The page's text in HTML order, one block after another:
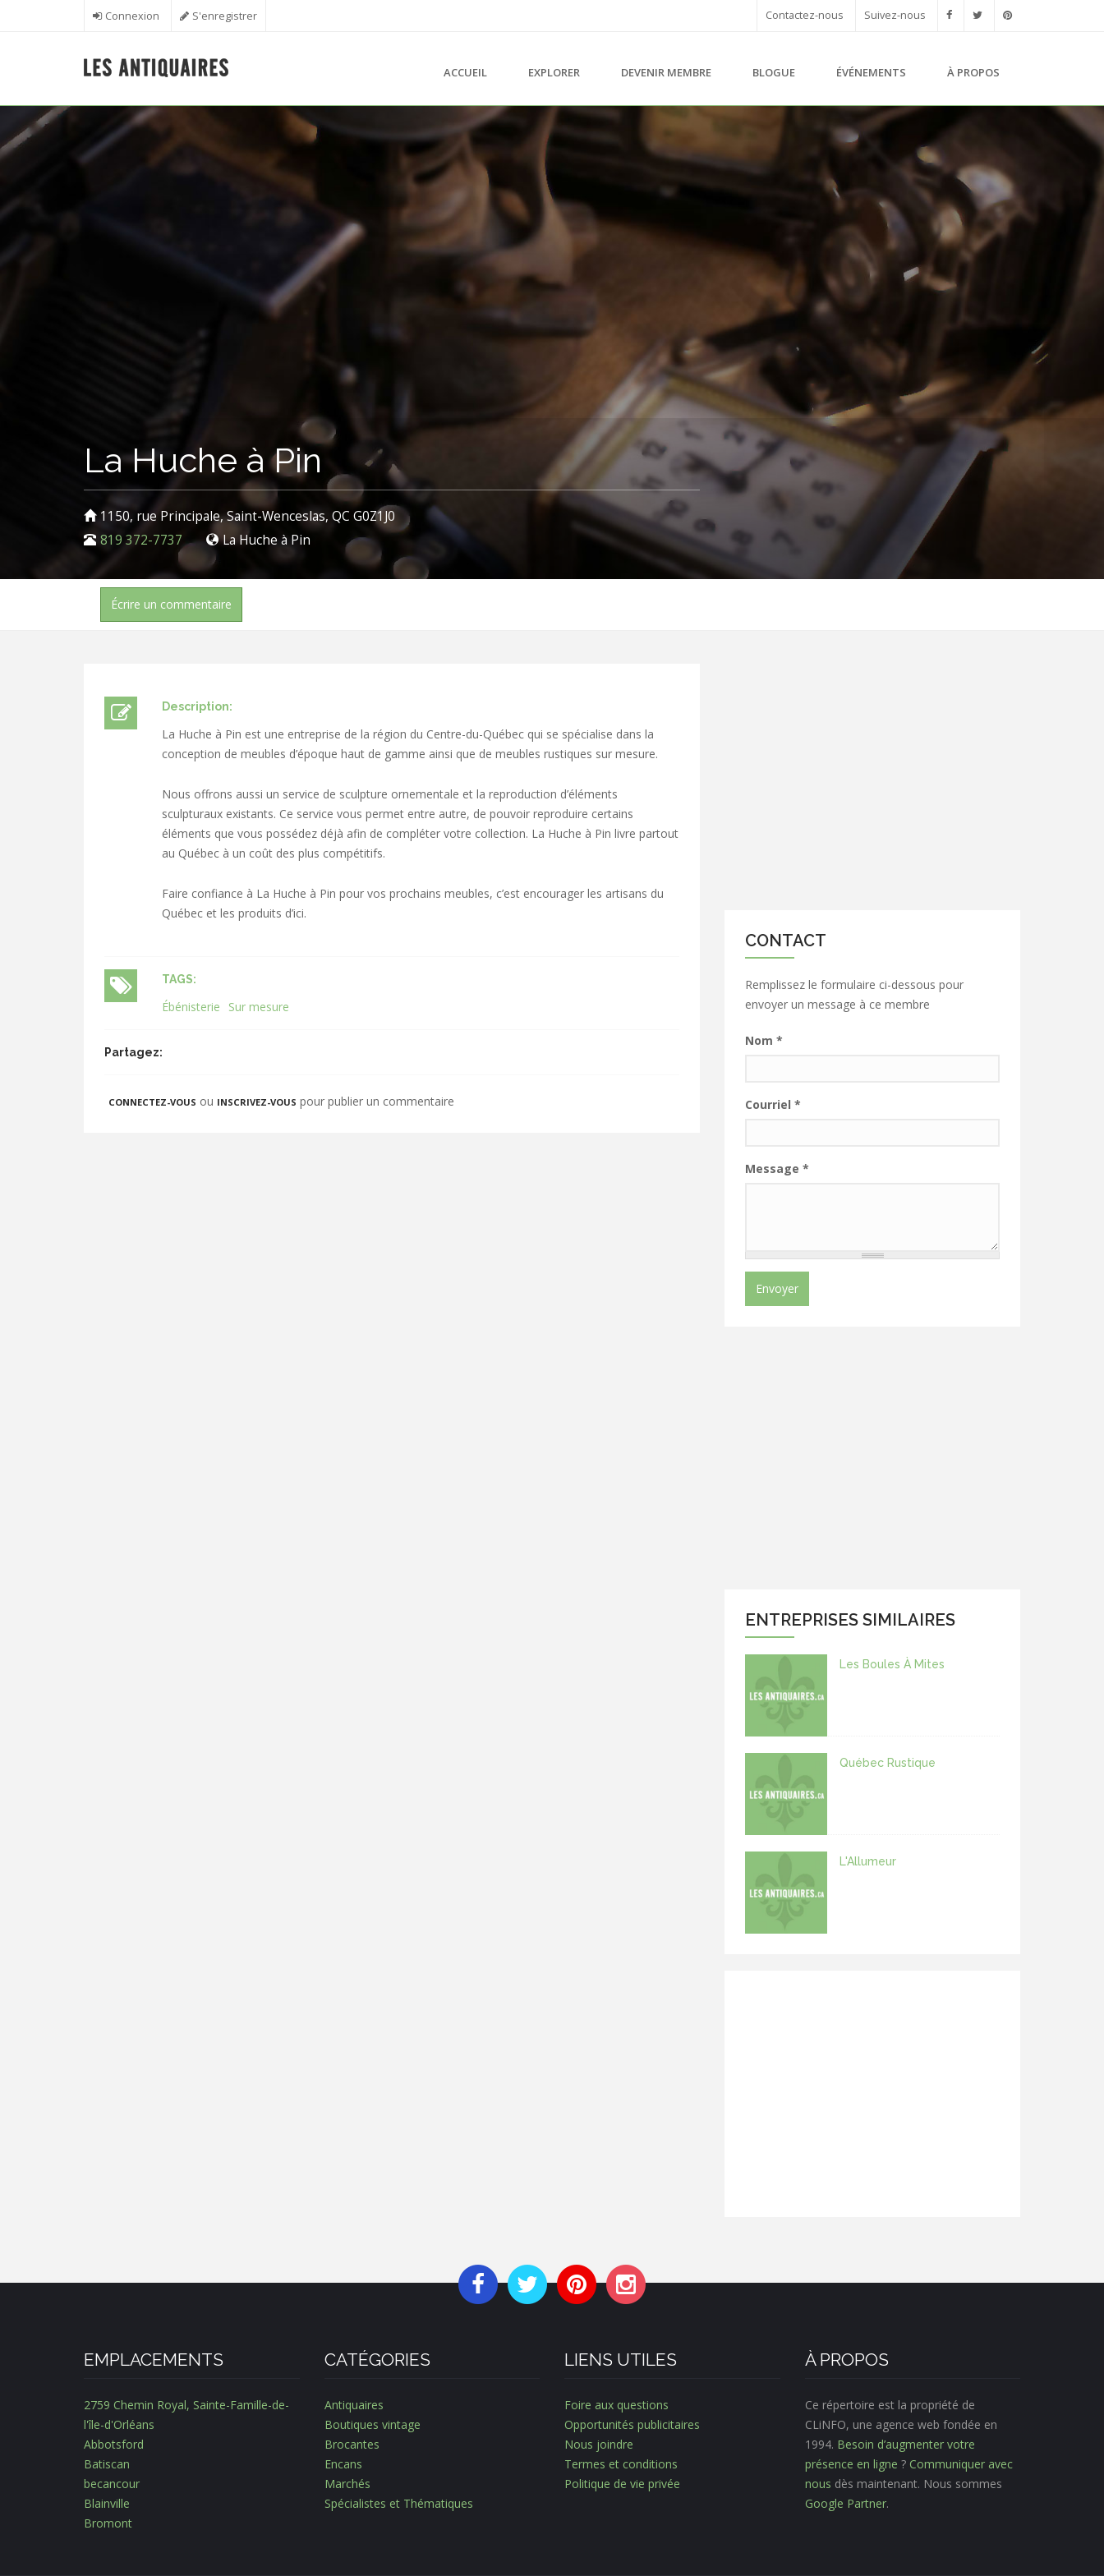
Aller au contenu principalConnexion S'enregistrer Contactez-nous Suivez-nous
ACCUEIL EXPLORER DEVENIR MEMBRE BLOGUE ÉVÉNEMENTS À PROPOS
La Huche à Pin
1150, rue Principale, Saint-Wenceslas, QC G0Z1J0
819 372-7737
La Huche à Pin
Écrire un commentaire
Description:
La Huche à Pin est une entreprise de la région du Centre-du-Québec qui se spécialise dans la
conception de meubles d’époque haut de gamme ainsi que de meubles rustiques sur mesure.
Nous offrons aussi un service de sculpture ornementale et la reproduction d’éléments
sculpturaux existants. Ce service vous permet entre autre, de pouvoir reproduire certains
éléments que vous possédez déjà afin de compléter votre collection. La Huche à Pin livre partout
au Québec à un coût des plus compétitifs.
Faire confiance à La Huche à Pin pour vos prochains meubles, c’est encourager les artisans du
Québec et les produits d’ici.
TAGS:
Ébénisterie Sur mesure
Partagez:
CONNECTEZ-VOUS ou INSCRIVEZ-VOUS pour publier un commentaire
CONTACT
Remplissez le formulaire ci-dessous pour
envoyer un message à ce membre
Nom *
Courriel *
Message *
Envoyer
ENTREPRISES SIMILAIRES
Les Boules À Mites
Québec Rustique
L'Allumeur
EMPLACEMENTS
2759 Chemin Royal, Sainte-Famille-de-
l'île-d'Orléans
Abbotsford
Batiscan
becancour
Blainville
Bromont
CATÉGORIES
Antiquaires
Boutiques vintage
Brocantes
Encans
Marchés
Spécialistes et Thématiques
LIENS UTILES
Foire aux questions
Opportunités publicitaires
Nous joindre
Termes et conditions
Politique de vie privée
À PROPOS
Ce répertoire est la propriété de
CLiNFO, une agence web fondée en
1994. Besoin d’augmenter votre
présence en ligne ? Communiquer avec
nous dès maintenant. Nous sommes
Google Partner.